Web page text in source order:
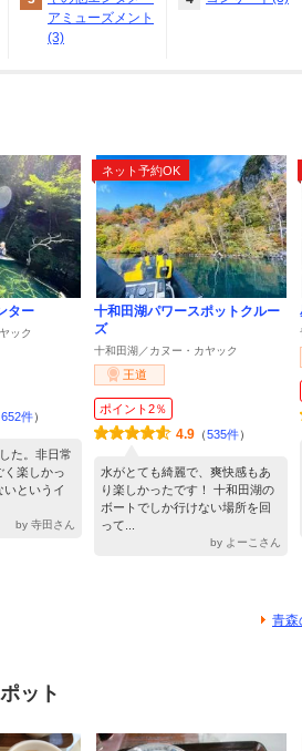
アミューズメント
(3)
ター
ック
652件）
た。非日常
く楽しかっ
いというイ
by 寺田さん
ネット予約OK
十和田湖パワースポットクルー
ズ
十和田湖／カヌー・カヤック
王道
ポイント2％
4.9 （535件）
水がとても綺麗で、爽快感もあ
り楽しかったです！ 十和田湖の
ボートでしか行けない場所を回
って...
by よーこさん
青森
ット